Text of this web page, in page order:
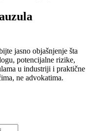
jasno objašnjenje šta
potencijalne rizike,
u industriji i praktične
ne advokatima.